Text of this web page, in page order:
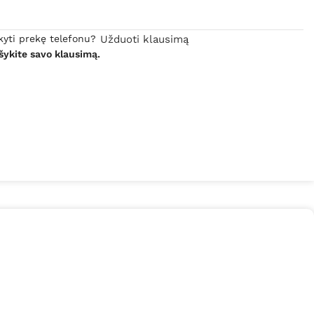
prekę telefonu?
savo klausimą.
Užduoti klausimą